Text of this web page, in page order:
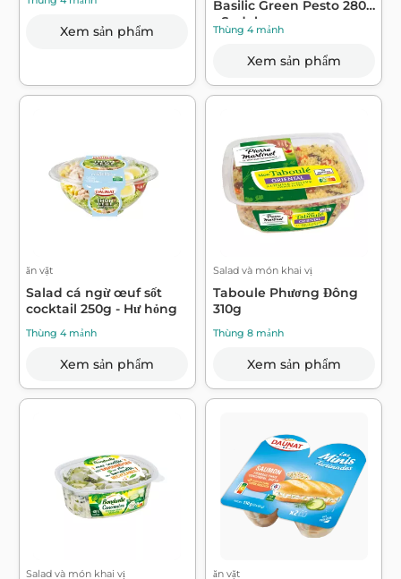
Xem sản phẩm
Basilic Green Pesto 280g
- Sodebo
Thùng 4 mảnh
Xem sản phẩm
ăn vặt
Salad cá ngừ œuf sốt
cocktail 250g - Hư hỏng
Thùng 4 mảnh
Xem sản phẩm
Salad và món khai vị
Taboule Phương Đông
310g
Thùng 8 mảnh
Xem sản phẩm
Salad và món khai vị ăn vặt